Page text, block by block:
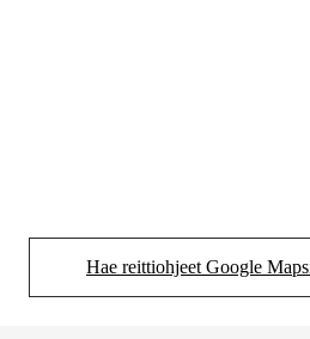
Hae reittiohjeet Google
(Aukeaa